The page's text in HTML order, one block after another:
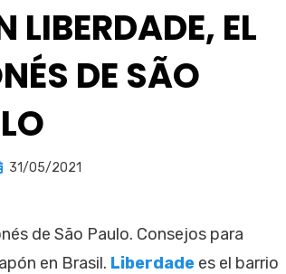
LIBERDADE, EL
DE SÃO
31/05/2021
de São Paulo. Consejos para
en Brasil. Liberdade es el barrio